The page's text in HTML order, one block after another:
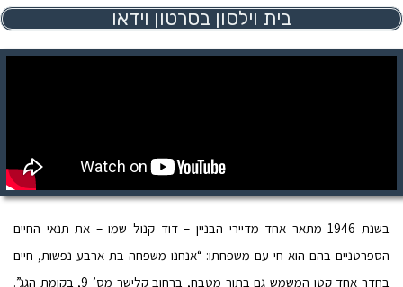
בית וילסון בסרטון וידאו
בשנת 1946 מתאר אחד מדיירי הבניין – דוד קנול שמו – את תנאי החיים
הספרטניים בהם הוא חי עם משפחתו: “אנחנו משפחה בת ארבע נפשות, חיים
בחדר אחד קטן המשמש גם בתור מטבח, ברחוב קלישר מס’ 9, בקומת הגג”.